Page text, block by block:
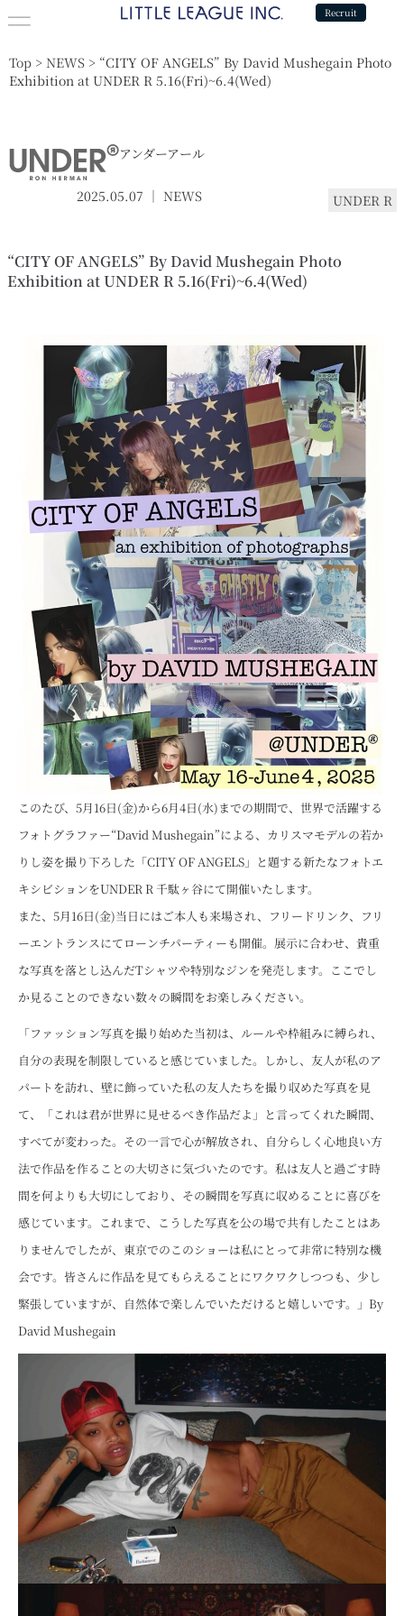
Recruit
Top > NEWS > “CITY OF ANGELS” By David Mushegain Photo
Exhibition at UNDER R 5.16(Fri)~6.4(Wed)
アンダーアール
2025.05.07 ｜ NEWS UNDER R
“CITY OF ANGELS” By David Mushegain Photo
Exhibition at UNDER R 5.16(Fri)~6.4(Wed)
このたび、5月16日(金)から6月4日(水)までの期間で、世界で活躍する
フォトグラファー“David Mushegain”による、カリスマモデルの若か
りし姿を撮り下ろした「CITY OF ANGELS」と題する新たなフォトエ
キシビションをUNDER R 千駄ヶ谷にて開催いたします。
また、5月16日(金)当日にはご本人も来場され、フリードリンク、フリ
ーエントランスにてローンチパーティーも開催。展示に合わせ、貴重
な写真を落とし込んだTシャツや特別なジンを発売します。ここでし
か見ることのできない数々の瞬間をお楽しみください。
「ファッション写真を撮り始めた当初は、ルールや枠組みに縛られ、
自分の表現を制限していると感じていました。しかし、友人が私のア
パートを訪れ、壁に飾っていた私の友人たちを撮り収めた写真を見
て、「これは君が世界に見せるべき作品だよ」と言ってくれた瞬間、
すべてが変わった。その一言で心が解放され、自分らしく心地良い方
法で作品を作ることの大切さに気づいたのです。私は友人と過ごす時
間を何よりも大切にしており、その瞬間を写真に収めることに喜びを
感じています。これまで、こうした写真を公の場で共有したことはあ
りませんでしたが、東京でのこのショーは私にとって非常に特別な機
会です。皆さんに作品を見てもらえることにワクワクしつつも、少し
緊張していますが、自然体で楽しんでいただけると嬉しいです。」By
David Mushegain